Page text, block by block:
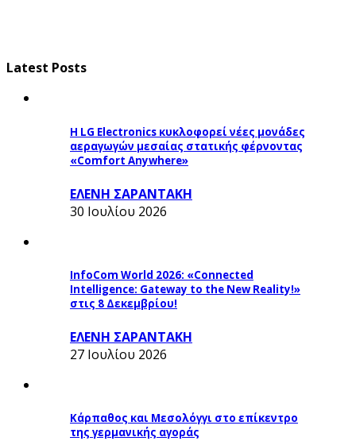
Latest Posts
Η LG Electronics κυκλοφορεί νέες μονάδες
αεραγωγών μεσαίας στατικής φέρνοντας
«Comfort Anywhere»
ΕΛΕΝΗ ΣΑΡΑΝΤΑΚΗ
30 Ιουλίου 2026
InfoCom World 2026: «Connected
Intelligence: Gateway to the New Reality!»
στις 8 Δεκεμβρίου!
ΕΛΕΝΗ ΣΑΡΑΝΤΑΚΗ
27 Ιουλίου 2026
Κάρπαθος και Μεσολόγγι στο επίκεντρο
της γερμανικής αγοράς